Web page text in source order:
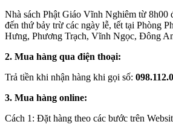
Nhà sách Phật Giáo Vĩnh Nghiêm từ 8h00
đến thứ bảy trừ các ngày lễ, tết tại Phòng
Hưng, Phương Trạch, Vĩnh Ngọc, Đông
2. Mua hàng qua điện thoại:
Trả tiền khi nhận hàng khi gọi số:
3. Mua hàng online:
Cách 1: Đặt hàng theo các bước trên